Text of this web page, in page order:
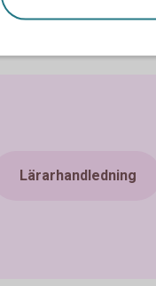
Lärarhandledning